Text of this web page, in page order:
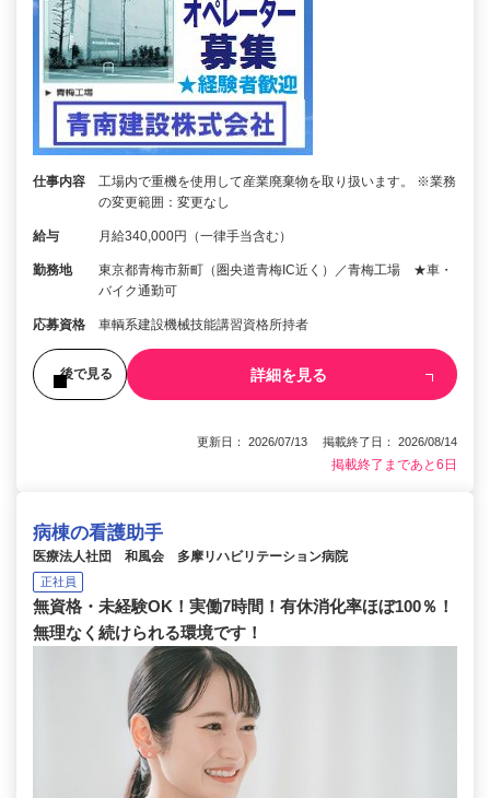
仕事内容
工場内で重機を使用して産業廃棄物を取り扱います。 ※業務
の変更範囲：変更なし
給与 月給340,000円（一律手当含む）
勤務地
東京都青梅市新町（圏央道青梅IC近く）／青梅工場 ★車・
バイク通勤可
応募資格 車輌系建設機械技能講習資格所持者
後で見る 詳細を見る
更新日： 2026/07/13 掲載終了日： 2026/08/14
掲載終了まであと6日
病棟の看護助手
医療法人社団 和風会 多摩リハビリテーション病院
正社員
無資格・未経験OK！実働7時間！有休消化率ほぼ100％！
無理なく続けられる環境です！